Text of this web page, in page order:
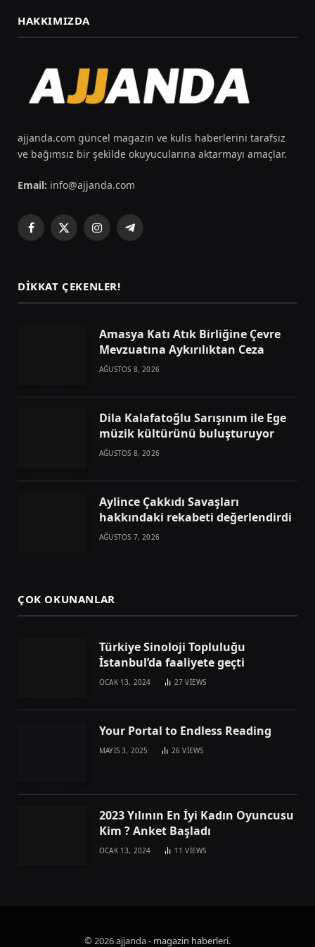
HAKKIMIZDA
ajjanda.com güncel magazin ve kulis haberlerini tarafsız
ve bağımsız bir şekilde okuyucularına aktarmayı amaçlar.
Email: info@ajjanda.com
Facebook
X
InstagramTelegram
DIKKAT ÇEKENLER!
Amasya Katı Atık Birliğine Çevre
Mevzuatına Aykırılıktan Ceza
AĞUSTOS 8, 2026
Dila Kalafatoğlu Sarışınım ile Ege
müzik kültürünü buluşturuyor
AĞUSTOS 8, 2026
Aylince Çakkıdı Savaşları
hakkındaki rekabeti değerlendirdi
AĞUSTOS 7, 2026
ÇOK OKUNANLAR
Türkiye Sinoloji Topluluğu
İstanbul’da faaliyete geçti
OCAK 13, 2024 27VIEWS
Your Portal to Endless Reading
MAYIS 3, 2025 26VIEWS
2023 Yılının En İyi Kadın Oyuncusu
Kim ? Anket Başladı
OCAK 13, 2024 11VIEWS
© 2026 ajjanda - magazin haberleri.